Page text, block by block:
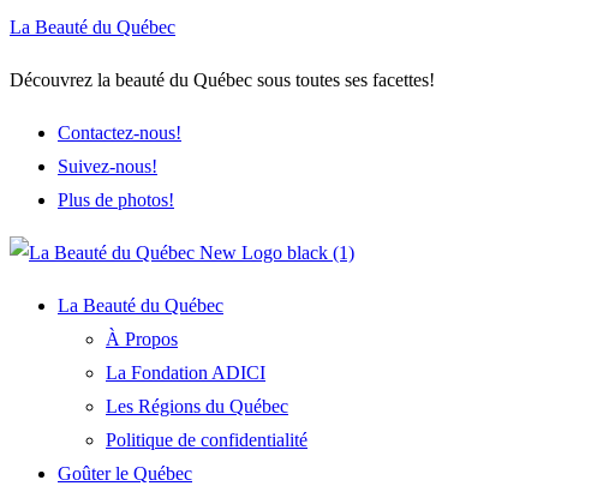
La Beauté du Québec
Découvrez la beauté du Québec sous toutes ses facettes!
Contactez-nous!
Suivez-nous!
Plus de photos!
La Beauté du Québec
À Propos
La Fondation ADICI
Les Régions du Québec
Politique de confidentialité
Goûter le Québec